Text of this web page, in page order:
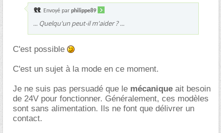
Envoyé par philippe89
... Quelqu'un peut-il m'aider ? ...
C'est possible
C'est un sujet à la mode en ce moment.
Je ne suis pas persuadé que le mécanique ait besoin
de 24V pour fonctionner. Généralement, ces modèles
sont sans alimentation. Ils ne font que délivrer un
contact.